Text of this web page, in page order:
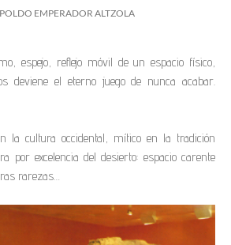
EMPERADOR ALTZOLA
espejo, reflejo móvil de un espacio físico,
deviene el eterno juego de nunca acabar.
la cultura occidental, mítico en la tradición
por excelencia del desierto: espacio carente
rarezas…